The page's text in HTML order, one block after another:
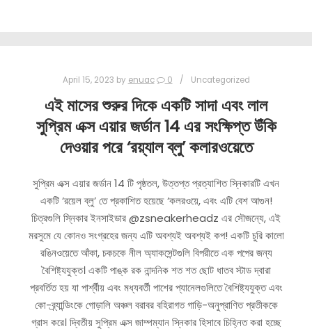
April 15, 2023 by enuac 0 Uncategorized
এই মাসের শুরুর দিকে একটি সাদা এবং লাল
সুপ্রিম এক্স এয়ার জর্ডান 14 এর সংক্ষিপ্ত উঁকি
দেওয়ার পরে ‘রয়্যাল ব্লু’ কলারওয়েতে
সুপ্রিম এক্স এয়ার জর্ডান 14 টি পৃষ্ঠতল, উত্তপ্ত প্রত্যাশিত স্নিকারটি এখন
একটি ‘রয়েল ব্লু’ তে প্রকাশিত হয়েছে ‘কলরওয়ে, এবং এটি বেশ আগুন!
চিত্রগুলি স্নিকার ইনসাইডার @zsneakerheadz এর সৌজন্যে, এই
মরসুমে যে কোনও সংগ্রহের জন্য এটি অবশ্যই অবশ্যই কপ! একটি চুরি কালো
রঙিনওয়েতে আঁকা, চকচকে নীল অ্যাকসেন্টগুলি বিপরীতে এক পপের জন্য
বৈশিষ্ট্যযুক্ত। একটি পাঙ্ক রক নান্দনিক শত শত ছোট ধাতব স্টাড দ্বারা
প্রবর্তিত হয় যা পার্শ্বীয় এবং মধ্যবর্তী পাশের প্যানেলগুলিতে বৈশিষ্ট্যযুক্ত এবং
কো-ব্র্যান্ডিংকে গোড়ালি অঞ্চল বরাবর বহিরাগত গাড়ি-অনুপ্রাণিত প্রতীককে
গ্রাস করে। দ্বিতীয় সুপ্রিম এক্স জাম্পম্যান স্নিকার হিসাবে চিহ্নিত করা হচ্ছে